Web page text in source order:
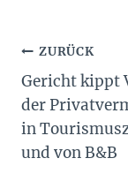
ZURÜCK
Gericht kippt
der
in
und von B&B